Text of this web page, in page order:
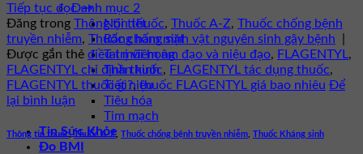
Danh mục 2
Nội tiết
Răng hàm mặt
Tai mũi họng
Thần kinh
Tiết niệu
Tiêu hóa
Tim mạch
Tin Sức Khỏe
Đo BMI
Tiếp tục đọc→
Đăng trong Thông tin thuốc, Thuốc A-Z, Thuốc chống bệnh
truyền nhiễm, Thuốc chống sinh vật nguyên sinh gây bệnh
Được gắn thẻ điều trị viêm âm đạo và niệu đạo, FLAGENTYL,
FLAGENTYL chỉ định thuốc, FLAGENTYL tác dụng thuốc,
FLAGENTYL thuốc gì?,thuốc FLAGENTYL giá bao nhiêu Để
lại bình luận
Thông tin thuốc,Thuốc A-Z, Thuốc chống bệnh truyền nhiễm Thuốc Kháng sinh